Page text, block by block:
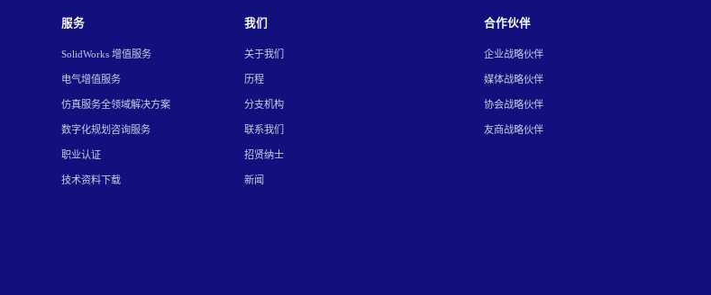
服务
SolidWorks 增值服务
电气增值服务
仿真服务全领域解决方案
数字化规划咨询服务
职业认证
技术资料下载
我们
关于我们
历程
分支机构
联系我们
招贤纳士
新闻
合作伙伴
企业战略伙伴
媒体战略伙伴
协会战略伙伴
友商战略伙伴